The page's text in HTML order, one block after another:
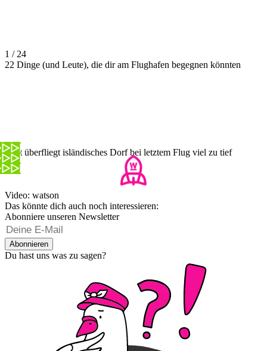
1 / 24
22 Dinge (und Leute), die dir am Flughafen begegnen könnten
Pilot überfliegt isländisches Dorf bei letztem Flug viel zu tief
Video: watson
Das könnte dich auch noch interessieren:
Abonniere unseren Newsletter
Abonnieren
Du hast uns was zu sagen?